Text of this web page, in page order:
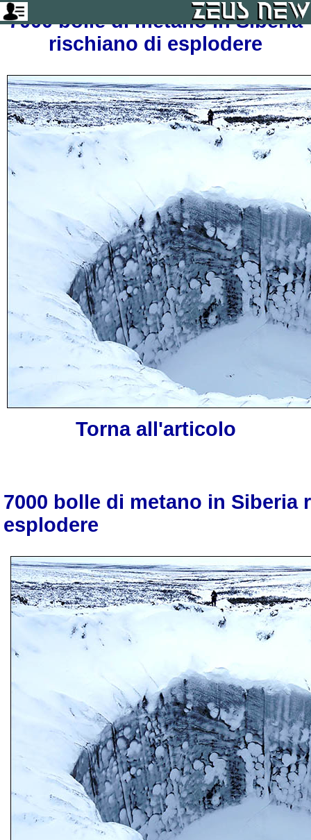
7000 bolle di metano in Siberia
rischiano di esplodere
Torna all'articolo
7000 bolle di metano in Siberia
esplodere